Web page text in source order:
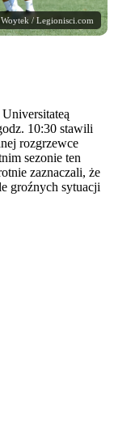
/ Legionisci.com
10:30 stawili
rozgrzewce
sezonie ten
zaznaczali, że
groźnych sytuacji